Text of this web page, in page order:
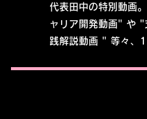
代表田中の特別動画
ャリア開発動画" や "
践解説動画 " 等々、1